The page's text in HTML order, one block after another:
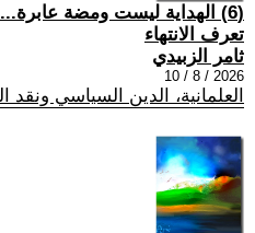
(6) الهداية ليست ومضة
تعرف الانتهاء
ثامر الزبيدي
2026 / 8 / 10
العلمانية، الدين السياسي ونقد